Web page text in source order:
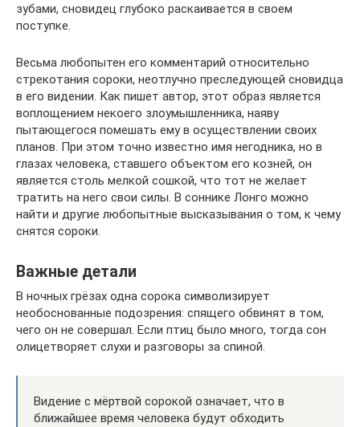
зубами, сновидец глубоко раскаивается в своем
поступке.
Весьма любопытен его комментарий относительно
стрекотания сороки, неотлучно преследующей сновидца
в его видении. Как пишет автор, этот образ является
воплощением некоего злоумышленника, наяву
пытающегося помешать ему в осуществлении своих
планов. При этом точно известно имя негодника, но в
глазах человека, ставшего объектом его козней, он
является столь мелкой сошкой, что тот не желает
тратить на него свои силы. В соннике Лонго можно
найти и другие любопытные высказывания о том, к чему
снятся сороки.
Важные детали
В ночных грёзах одна сорока символизирует
необоснованные подозрения: спящего обвинят в том,
чего он не совершал. Если птиц было много, тогда сон
олицетворяет слухи и разговоры за спиной.
Видение с мёртвой сорокой означает, что в
ближайшее время человека будут обходить